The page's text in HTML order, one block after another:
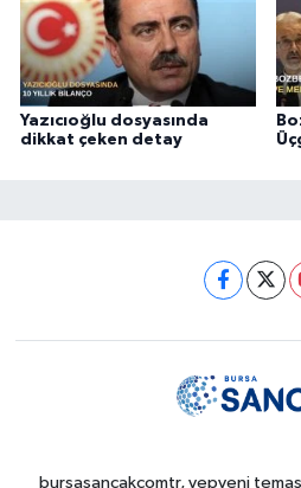
Yazıcıoğlu dosyasında
dikkat çeken detay
bursasancakcomtr, yepyeni